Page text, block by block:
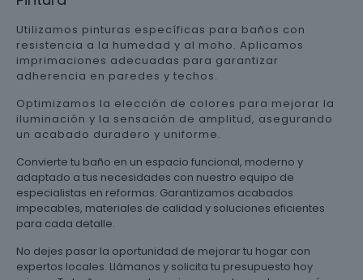
Utilizamos pinturas específicas para baños con
resistencia a la humedad y al moho. Aplicamos
imprimaciones adecuadas para garantizar
adherencia en paredes y techos.
Optimizamos la elección de colores para mejorar la
iluminación y la sensación de amplitud, asegurando
un acabado duradero y uniforme.
Convierte tu baño en un espacio funcional, moderno y
adaptado a tus necesidades con nuestro equipo de
especialistas en reformas. Garantizamos acabados
impecables, materiales de calidad y soluciones eficientes
para cada detalle.
No dejes pasar la oportunidad de mejorar tu hogar con
expertos locales. Llámanos y solicita tu presupuesto hoy